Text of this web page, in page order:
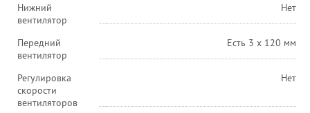
Нижний
вентилятор
Нет
Передний
вентилятор
Есть 3 x 120 мм
Регулировка
скорости
вентиляторов
Нет